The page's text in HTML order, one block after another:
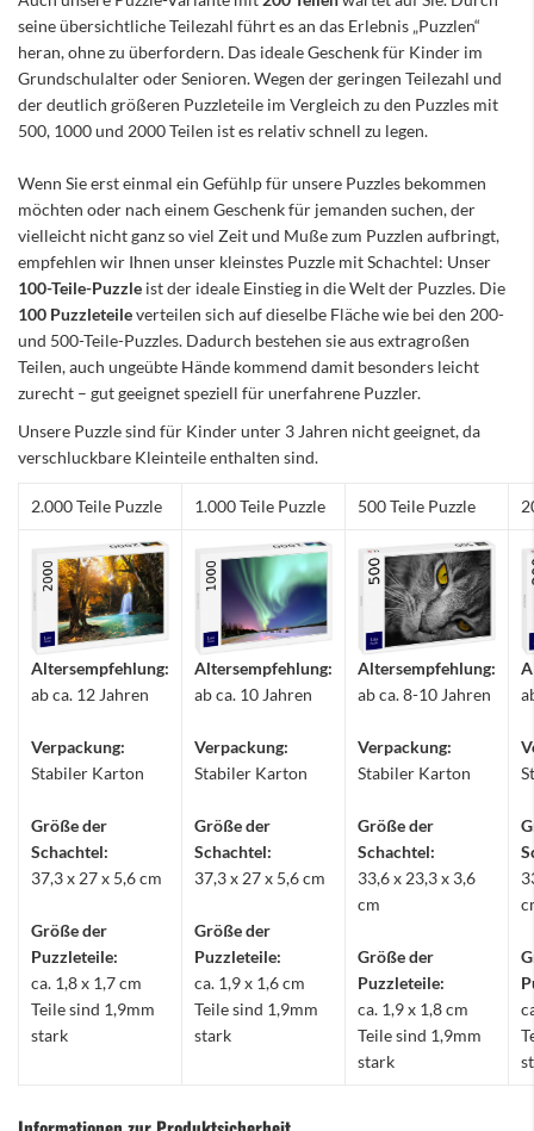
seine übersichtliche Teilezahl führt es an das Erlebnis „Puzzlen“
heran, ohne zu überfordern. Das ideale Geschenk für Kinder im
Grundschulalter oder Senioren. Wegen der geringen Teilezahl und
der deutlich größeren Puzzleteile im Vergleich zu den Puzzles mit
500, 1000 und 2000 Teilen ist es relativ schnell zu legen.
Wenn Sie erst einmal ein Gefühlp für unsere Puzzles bekommen
möchten oder nach einem Geschenk für jemanden suchen, der
vielleicht nicht ganz so viel Zeit und Muße zum Puzzlen aufbringt,
empfehlen wir Ihnen unser kleinstes Puzzle mit Schachtel: Unser
100-Teile-Puzzle ist der ideale Einstieg in die Welt der Puzzles. Die
100 Puzzleteileverteilen sich auf dieselbe Fläche wie bei den 200-
und 500-Teile-Puzzles. Dadurch bestehen sie aus extragroßen
Teilen, auch ungeübte Hände kommend damit besonders leicht
zurecht – gut geeignet speziell für unerfahrene Puzzler.
Unsere Puzzle sind für Kinder unter 3 Jahren nicht geeignet, da
verschluckbare Kleinteile enthalten sind.
2.000 Teile Puzzle 1.000 Teile Puzzle 500 Teile Puzzle
Altersempfehlung:
ab ca. 12 Jahren
Verpackung:
Stabiler Karton
Größe der
Schachtel:
37,3 x 27 x 5,6 cm
Größe der
Puzzleteile:
ca. 1,8 x 1,7 cm
Teile sind 1,9mm
stark
Altersempfehlung:
ab ca. 10 Jahren
Verpackung:
Stabiler Karton
Größe der
Schachtel:
37,3 x 27 x 5,6 cm
Größe der
Puzzleteile:
ca. 1,9 x 1,6 cm
Teile sind 1,9mm
stark
Altersempfehlung:
ab ca. 8-10 Jahren
Verpackung:
Stabiler Karton
Größe der
Schachtel:
33,6 x 23,3 x 3,6
cm
Größe der
Puzzleteile:
ca. 1,9 x 1,8 cm
Teile sind 1,9mm
stark